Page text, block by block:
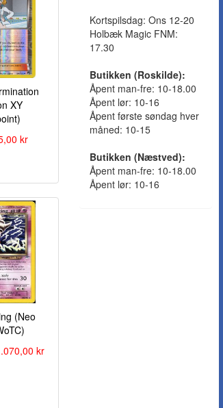
XY
kr
(Neo
kr
Kortspilsdag: Ons 12-20
Holbæk Magic FNM:
17.30
Butikken (Roskilde):
Åpent man-fre: 10-18.00
Åpent lør: 10-16
Åpent første søndag hver
måned: 10-15
Butikken (Næstved):
Åpent man-fre: 10-18.00
Åpent lør: 10-16